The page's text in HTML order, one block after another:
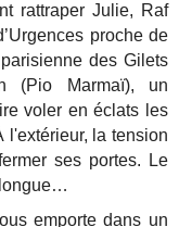
rattraper Julie, Raf
proche de
des Gilets
(Pio Marmaï), un
voler en éclats les
l'extérieur, la tension
ses portes. Le
emporte dans un